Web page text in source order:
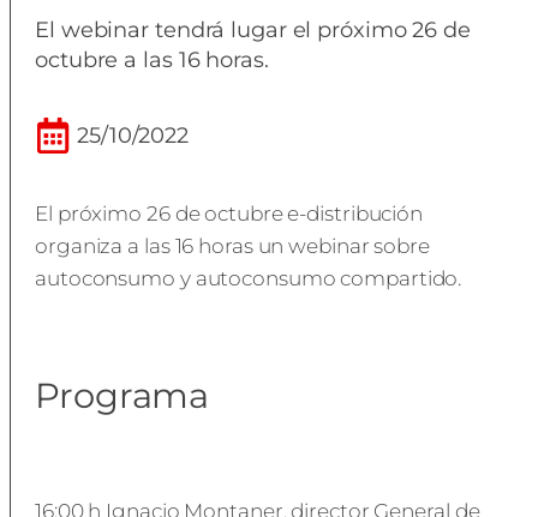
El webinar tendrá lugar el próximo 26 de
octubre a las 16 horas.
25/10/2022
El próximo 26 de octubre e-distribución
organiza a las 16 horas un webinar sobre
autoconsumo y autoconsumo compartido.
Programa
16:00 h Ignacio Montaner, director General de